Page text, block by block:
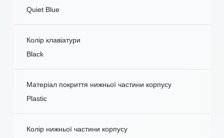
Quiet Blue
Колір клавіатури
Black
Матеріал покриття нижньої частини корпусу
Plastic
Колір нижньої частини корпусу